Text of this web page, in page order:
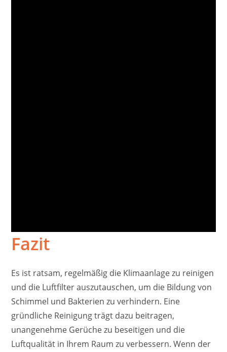
Fazit
Es ist ratsam, regelmäßig die Klimaanlage zu reinigen
und die Luftfilter auszutauschen, um die Bildung von
Schimmel und Bakterien zu verhindern. Eine
gründliche Reinigung trägt dazu beitragen,
unangenehme Gerüche zu beseitigen und die
Luftqualität in Ihrem Raum zu verbessern. Wenn der